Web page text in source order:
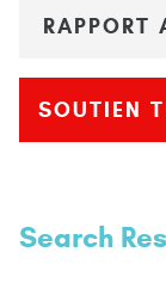
RAPPORT
SOUTIEN
Search